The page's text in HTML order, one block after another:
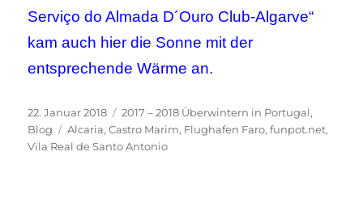
Serviço do Almada D´Ouro Club-Algarve“
kam auch hier die Sonne mit der
entsprechende Wärme an.
Veröffentlicht
am
22. Januar 2018 Kategorien
2017 – 2018 Überwintern in Portugal,
Blog
Schlagwörter
Alcaria,Castro Marim, Flughafen Faro,funpot.net,
Vila Real de Santo Antonio